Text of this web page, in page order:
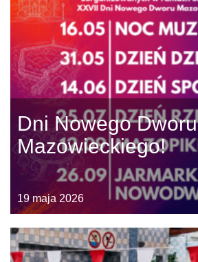
Dni Nowego Dworu
Mazowieckiego!
19 maja 2026